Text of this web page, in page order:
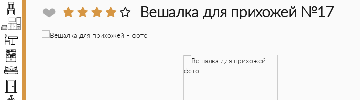
Стулья
Комплекты мебели
❤ Вешалка для прихожей №17